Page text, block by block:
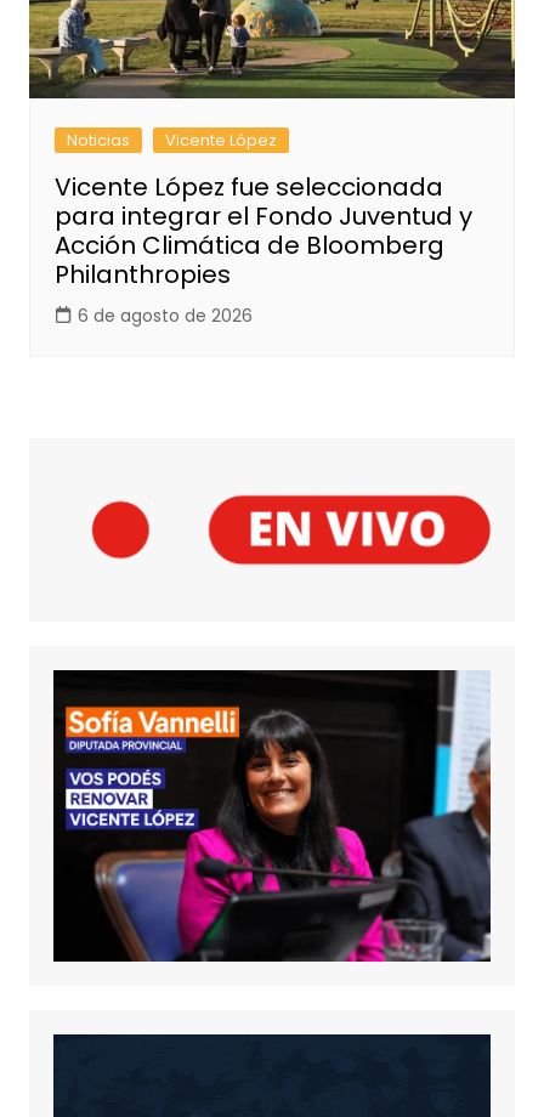
Noticias Vicente López
Vicente López fue seleccionada
para integrar el Fondo Juventud y
Acción Climática de Bloomberg
Philanthropies
6 de agosto de 2026